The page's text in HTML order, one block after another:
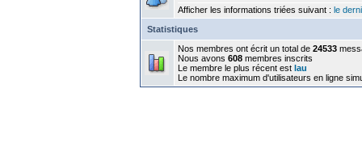
Afficher les informations triées suivant : le
Statistiques
Nos membres ont écrit un total de 24533
Nous avons 608 membres inscrits
Le membre le plus récent est lau
Le nombre maximum d'utilisateurs en ligne